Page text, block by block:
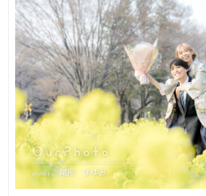
「お腹に来てくれて嬉しい気持ち」
「家族が増える喜び」
妊娠中だからこそ、感じられる特別な
撮影は無理なく、可能な限り短時間で
今しか撮影できない貴重な期間を、ぜ
○平均して100枚前後、お写真をお渡
後いたします。
○ロケーション、ご自宅にお伺いして
という思いで撮影しております。
うまれた時からずっと寄り添い続けて
たのしい時も苦しい時も支え合ってく
そして、いま隣にいる大切なひと。
日常を生きていくなかで、
自分がどれだけの「幸せ」に囲まれて
なかなか気付くのは難しいと思います
そこで写真というツールを使って